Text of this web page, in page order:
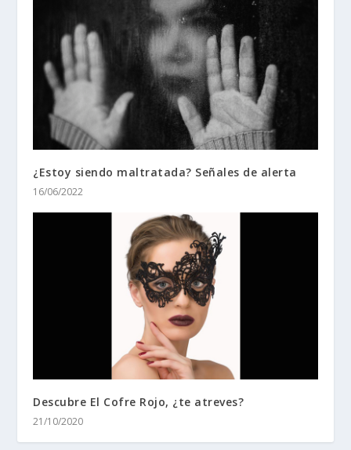
¿Estoy siendo maltratada? Señales de alerta
16/06/2022
Descubre El Cofre Rojo, ¿te atreves?
21/10/2020